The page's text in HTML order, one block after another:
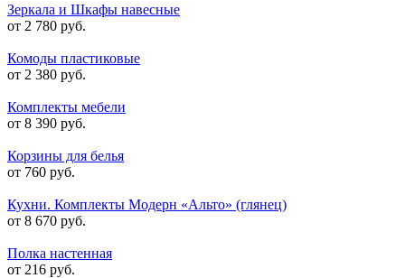
Зеркала и Шкафы навесные
от 2 780 руб.
Комоды пластиковые
от 2 380 руб.
Комплекты мебели
от 8 390 руб.
Корзины для белья
от 760 руб.
Кухни. Комплекты Модерн «Альто» (глянец)
от 8 670 руб.
Полка настенная
от 216 руб.